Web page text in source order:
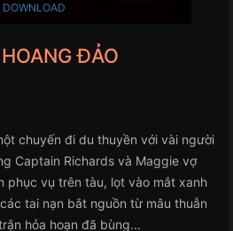
DOWNLOAD
ĐẢO
chuyến đi du thuyền với vài người
Captain Richards và Maggie vợ
phục vụ trên tàu, lọt vào mắt xanh
tai nạn bắt nguồn từ mâu thuẫn
hỏa hoạn đã bùng...